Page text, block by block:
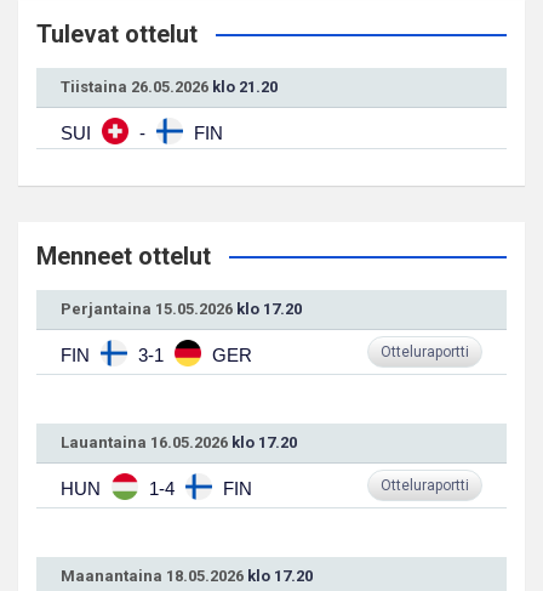
Tulevat ottelut
Tiistaina 26.05.2026 klo 21.20
SUI - FIN
Menneet ottelut
Perjantaina 15.05.2026 klo 17.20
FIN 3-1 GER Otteluraportti
Lauantaina 16.05.2026 klo 17.20
HUN 1-4 FIN Otteluraportti
Maanantaina 18.05.2026 klo 17.20